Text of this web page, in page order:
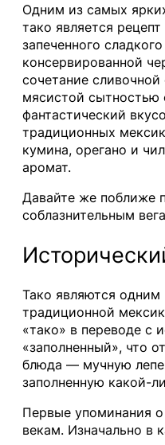
Одним из самых
тако является
запеченного
консервированной
сочетание сливочной
мясистой сытностью
фантастический
традиционных
кумина, орегано и
аромат.
Давайте же поближе
соблазнительным
Тако являются
традиционной
«тако» в переводе с
«заполненный», что
блюда — мучную
заполненную какой-
Первые упоминания о
векам. Изначально в